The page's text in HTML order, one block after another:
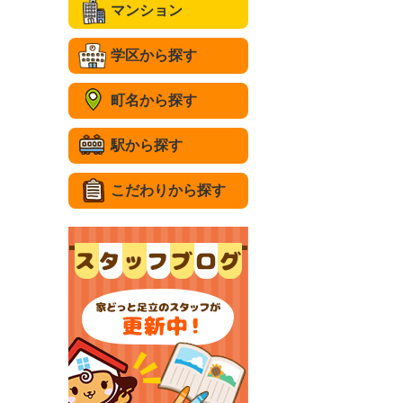
マンション
学区から探す
町名から探す
駅から探す
こだわりから探す